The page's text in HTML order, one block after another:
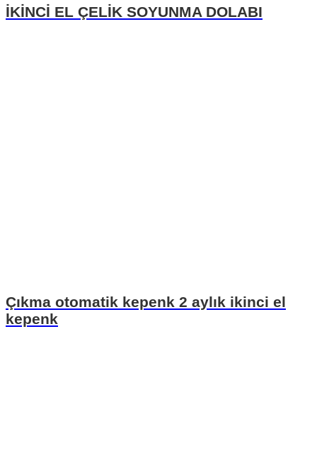
İKİNCİ EL ÇELİK SOYUNMA DOLABI
Çıkma otomatik kepenk 2 aylık ikinci el
kepenk